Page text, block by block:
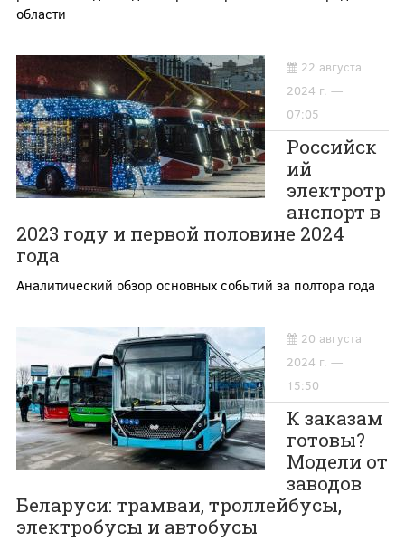
области
22 августа
2024 г. —
07:05
Российск
ий
электротр
анспорт в
2023 году и первой половине 2024
года
Аналитический обзор основных событий за полтора года
20 августа
2024 г. —
15:50
К заказам
готовы?
Модели от
заводов
Беларуси: трамваи, троллейбусы,
электробусы и автобусы